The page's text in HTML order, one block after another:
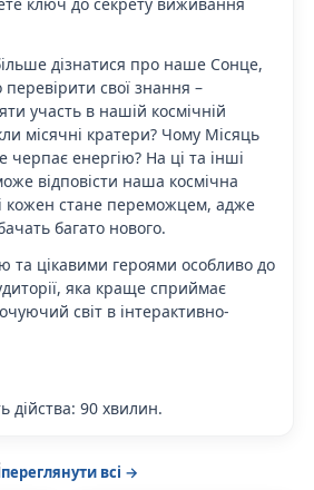
дізнатися про наше Сонце,
свої знання –
участь в нашій космічній
місячні кратери? Чому Місяць
черпає енергію? На ці та інші
відповісти наша космічна
кожен стане переможцем, адже
багато нового.
та цікавими героями особливо до
яка краще сприймає
світ в інтерактивно-
дійства: 90 хвилин.
переглянути всі →